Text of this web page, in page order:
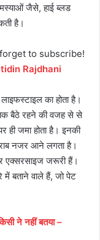
जैसे, हाई ब्लड
है।
to subscribe!
Rajdhani
का होता है।
बैठे रहने की वजह से से
ही जमा होता है। इनकी
नजर आने लगता है।
एक्सरसाइज जरूरी हैं।
बताने वाले हैं, जो पेट
ने नहीं बतया –